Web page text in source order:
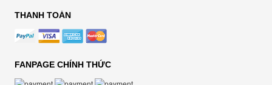
THANH TOÁN
FANPAGE CHÍNH THỨC